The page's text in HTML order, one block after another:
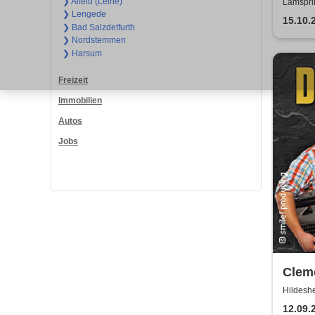
❯ Lengede
❯ Bad Salzdetfurth
❯ Nordstemmen
❯ Harsum
Freizeit
Immobilien
Autos
Jobs